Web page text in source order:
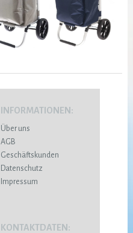
INFORMATIONEN:
Über uns
AGB
Geschäftskunden
Datenschutz
Impressum
KONTAKTDATEN: